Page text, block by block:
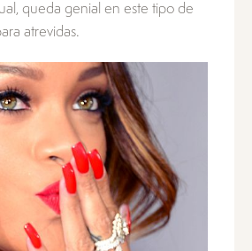
queda genial en este tipo de
atrevidas.